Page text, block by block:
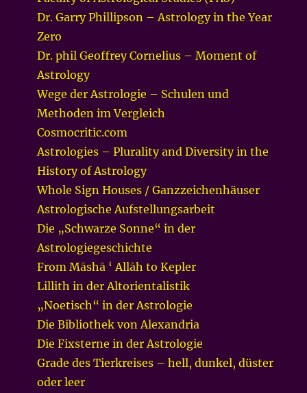
Dr. Garry Phillipson – Astrology in the Year
Zero
Dr. phil Geoffrey Cornelius – Moment of
Astrology
Wege der Astrologie – Schulen und
Methoden im Vergleich
Cosmocritic.com
Astrologies – Plurality and Diversity in the
History of Astrology
Whole Sign Houses / Ganzzeichenhäuser
Astrologische Aufstellungsarbeit
Die „Schwarze Sonne“ in der
Astrologiegeschichte
From Māshā ‘ Allāh to Kepler
Lillith in der Altorientalistik
„Noetisch“ in der Astrologie
Die Bibliothek von Alexandria
Die Fixsterne in der Astrologie
Grade des Tierkreises – hell, dunkel, düster
oder leer